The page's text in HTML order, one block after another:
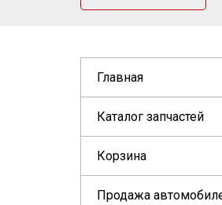
Главная
Каталог запчастей
Корзина
Продажа